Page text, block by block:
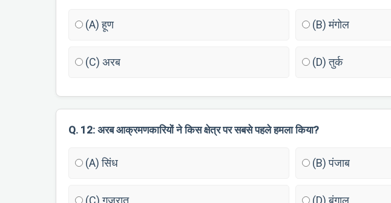
(A) हूण (B) मंगोल
(C) अरब (D) तुर्क
Q. 12: अरब आक्रमणकारियों ने किस क्षेत्र पर सबसे पहले हमला किया?
(A) सिंध (B) पंजाब
(C) गुजरात (D) बंगाल